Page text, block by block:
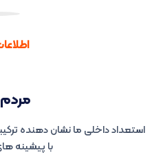
استعداد داخلی ما نشان دهنده
با پیشینه